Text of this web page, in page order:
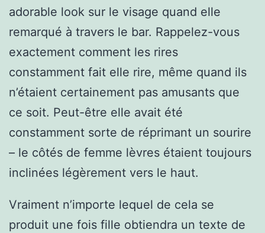
adorable look sur le visage quand elle
remarqué à travers le bar. Rappelez-vous
exactement comment les rires
constamment fait elle rire, même quand ils
n’étaient certainement pas amusants que
ce soit. Peut-être elle avait été
constamment sorte de réprimant un sourire
– le côtés de femme lèvres étaient toujours
inclinées légèrement vers le haut.
Vraiment n’importe lequel de cela se
produit une fois fille obtiendra un texte de